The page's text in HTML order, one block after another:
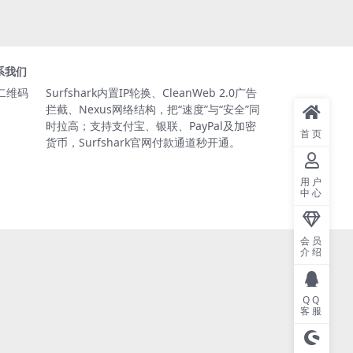
我们
Surfshark内置IP轮换、CleanWeb 2.0广告
拦截、Nexus网络结构，把“速度”与“安全”同
时拉高；支持支付宝、银联、PayPal及加密
货币，Surfshark官网付款通道秒开通。
首页
用户
中心
会员
介绍
QQ
客服